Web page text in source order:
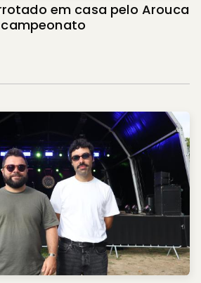
em casa pelo Arouca